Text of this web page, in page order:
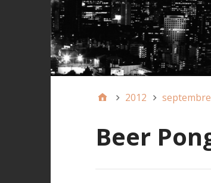
2012 septembre
Beer